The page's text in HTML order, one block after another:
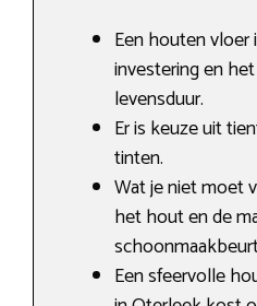
Een houten vloer
investering en
levensduur.
Er is keuze uit
tinten.
Wat je niet moet
het hout en de
Een sfeervolle